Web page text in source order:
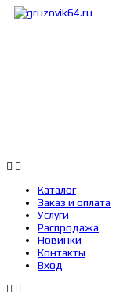
Каталог
Заказ и оплата
Услуги
Распродажа
Новинки
Контакты
Вход